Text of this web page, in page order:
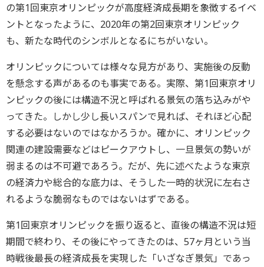
の第1回東京オリンピックが高度経済成長期を象徴するイベ
ントとなったように、2020年の第2回東京オリンピック
も、新たな時代のシンボルとなるにちがいない。
オリンピックについては様々な見方があり、実施後の反動
を懸念する声があるのも事実である。実際、第1回東京オリ
ンピックの後には構造不況と呼ばれる景気の落ち込みがや
ってきた。しかし少し長いスパンで見れば、それほど心配
する必要はないのではなかろうか。確かに、オリンピック
関連の建設需要などはピークアウトし、一旦景気の勢いが
弱まるのは不可避であろう。だが、先に述べたような東京
の経済力や総合的な底力は、そうした一時的状況に左右さ
れるような脆弱なものではないはずである。
第1回東京オリンピックを振り返ると、直後の構造不況は短
期間で終わり、その後にやってきたのは、57ヶ月という当
時戦後最長の経済成長を実現した「いざなぎ景気」であっ